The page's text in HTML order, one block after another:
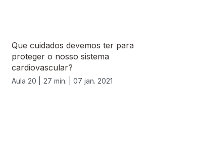
Que cuidados devemos ter para
proteger o nosso sistema
cardiovascular?
Aula 20 | 27 min. | 07 jan. 2021